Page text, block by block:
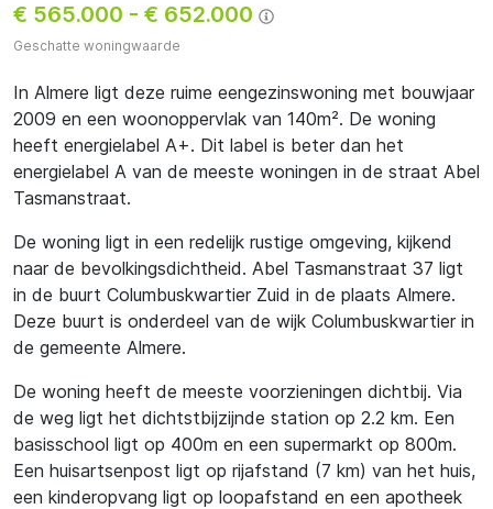
€ 565.000 - € 652.000
Geschatte woningwaarde
In Almere ligt deze ruime eengezinswoning met bouwjaar
2009 en een woonoppervlak van 140m². De woning
heeft energielabel A+. Dit label is beter dan het
energielabel A van de meeste woningen in de straat Abel
Tasmanstraat.
De woning ligt in een redelijk rustige omgeving, kijkend
naar de bevolkingsdichtheid. Abel Tasmanstraat 37 ligt
in de buurt Columbuskwartier Zuid in de plaats Almere.
Deze buurt is onderdeel van de wijk Columbuskwartier in
de gemeente Almere.
De woning heeft de meeste voorzieningen dichtbij. Via
de weg ligt het dichtstbijzijnde station op 2.2 km. Een
basisschool ligt op 400m en een supermarkt op 800m.
Een huisartsenpost ligt op rijafstand (7 km) van het huis,
een kinderopvang ligt op loopafstand en een apotheek